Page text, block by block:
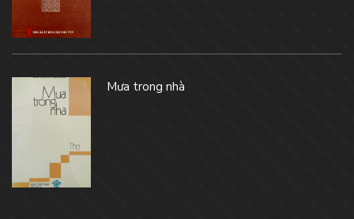
Mưa trong nhà